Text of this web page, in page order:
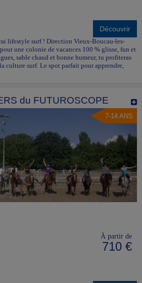
Découvrir
lifestyle surf ! Direction Vieux-Boucau-les-
une colonie de vacances 100 % glisse, fun et
sable chaud et bonne humeur, tu profiteras
culture surf. Le spot parfait pour apprendre,
du FUTUROSCOPE
7-14 ANS
À partir de
710 €